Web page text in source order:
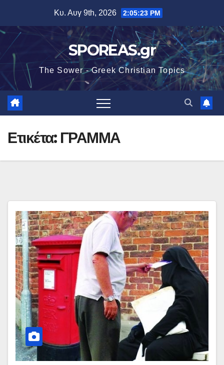
περιεχόμενο
Κυ. Αυγ 9th, 2026 2:05:24 PM
SPOREAS.gr
The Sower - Greek Christian Topics
Ετικέτα: ΓΡΑΜΜΑ